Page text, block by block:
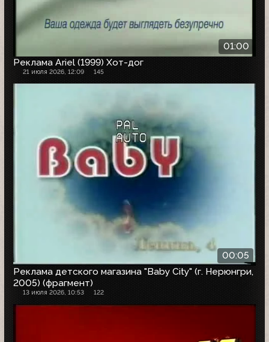
01:00
Реклама Ariel (1999) Хот-дог
21 июля 2026, 12:09 145
00:05
Реклама детского магазина "Baby City" (г. Нерюнгри,
2005) (фрагмент)
13 июля 2026, 10:53 122